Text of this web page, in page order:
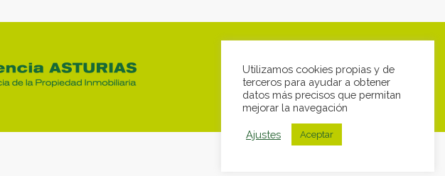
Utilizamos cookies propias y de
terceros para ayudar a obtener
datos más precisos que permitan
mejorar la navegación
Ajustes Aceptar